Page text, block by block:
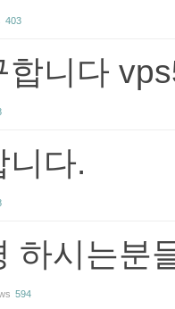
403
합니다
니다.
하시는분
594